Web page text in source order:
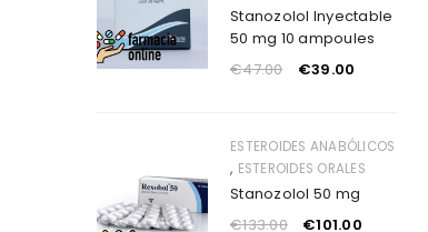
Stanozolol Inyectable
50 mg 10 ampoules
€47.00 €39.00
ESTEROIDES ANABÓLICOS
, ESTEROIDES ORALES
Stanozolol 50 mg
€133.00 €101.00